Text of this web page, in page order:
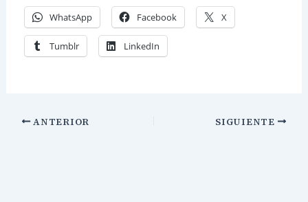
WhatsApp Facebook X
Tumblr LinkedIn
ANTERIOR SIGUIENTE